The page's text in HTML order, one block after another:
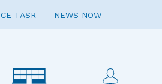
TASR NEWS NOW